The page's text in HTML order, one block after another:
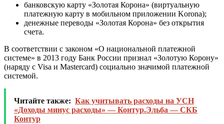
банковскую карту «Золотая Корона» (виртуальную
платежную карту в мобильном приложении Korona);
денежные переводы «Золотая Корона» без открытия
счета.
В соответствии с законом «О национальной платежной
системе» в 2013 году Банк России признал «Золотую Корону»
(наряду с Visa и Mastercard) социально значимой платежной
системой.
Читайте также: Как учитывать расходы на УСН
«Доходы минус расходы» — Контур.Эльба — СКБ
Контур